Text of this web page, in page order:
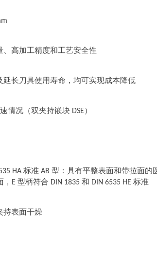
高加工精度和工艺安全性
长刀具使用寿命，均可实现成本降低
情况（双夹持嵌块 DSE）
HA 标准 AB 型：具有平整表面和带拉面
E 型柄符合 DIN 1835 和 DIN 6535 HE 标准
持表面干燥